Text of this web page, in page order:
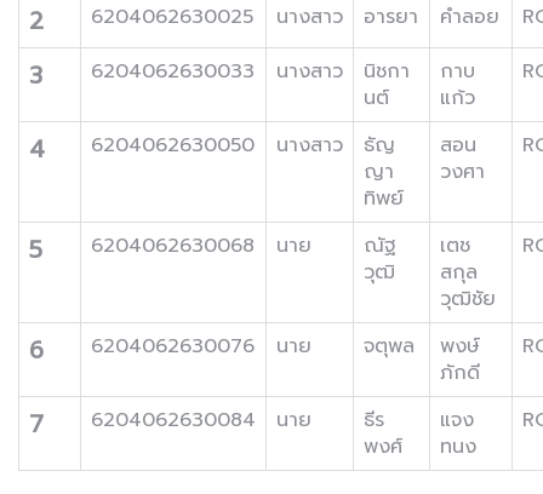
2 6204062630025 นางสาว อารยา คำลอย
3 6204062630033 นางสาว
นิชกา
นต์
กาบ
แก้ว
4 6204062630050 นางสาว
ธัญ
ญา
ทิพย์
สอน
วงศา
5 6204062630068 นาย
ณัฐ
วุฒิ
เตช
สกุล
วุฒิชัย
6 6204062630076 นาย จตุพล
พงษ์
ภักดี
7 6204062630084 นาย
ธีร
พงศ์
แจง
ทนง